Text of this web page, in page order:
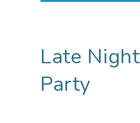
Late Night
Party